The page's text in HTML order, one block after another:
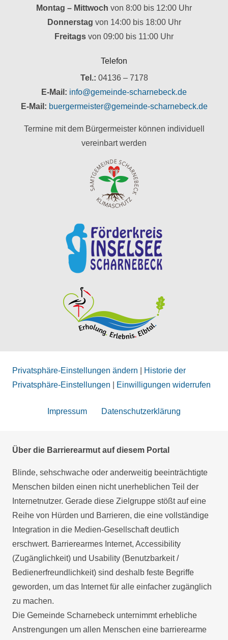
Montag – Mittwoch von 8:00 bis 12:00 Uhr
Donnerstag von 14:00 bis 18:00 Uhr
Freitags von 09:00 bis 11:00 Uhr
Telefon
Tel.: 04136 – 7178
E-Mail: info@gemeinde-scharnebeck.de
E-Mail: buergermeister@gemeinde-scharnebeck.de
Termine mit dem Bürgermeister können individuell
vereinbart werden
Privatsphäre-Einstellungen ändern
Historie der
Privatsphäre-Einstellungen
Einwilligungen widerrufen
Impressum Datenschutzerklärung
Über die Barrierearmut auf diesem Portal
Blinde, sehschwache oder anderweitig beeinträchtigte
Menschen bilden einen nicht unerheblichen Teil der
Internetnutzer. Gerade diese Zielgruppe stößt auf eine
Reihe von Hürden und Barrieren, die eine vollständige
Integration in die Medien-Gesellschaft deutlich
erschwert. Barrierearmes Internet, Accessibility
(Zugänglichkeit) und Usability (Benutzbarkeit /
Bedienerfreundlichkeit) sind deshalb feste Begriffe
geworden, um das Internet für alle einfacher zugänglich
zu machen.
Die Gemeinde Scharnebeck unternimmt erhebliche
Anstrengungen um allen Menschen eine barrierearme